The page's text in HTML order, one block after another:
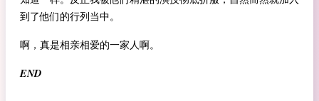
到了他们的行列当中。
啊，真是相亲相爱的一家人啊。
END